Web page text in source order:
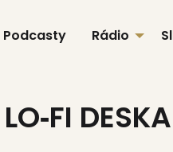
Podcasty Rádio